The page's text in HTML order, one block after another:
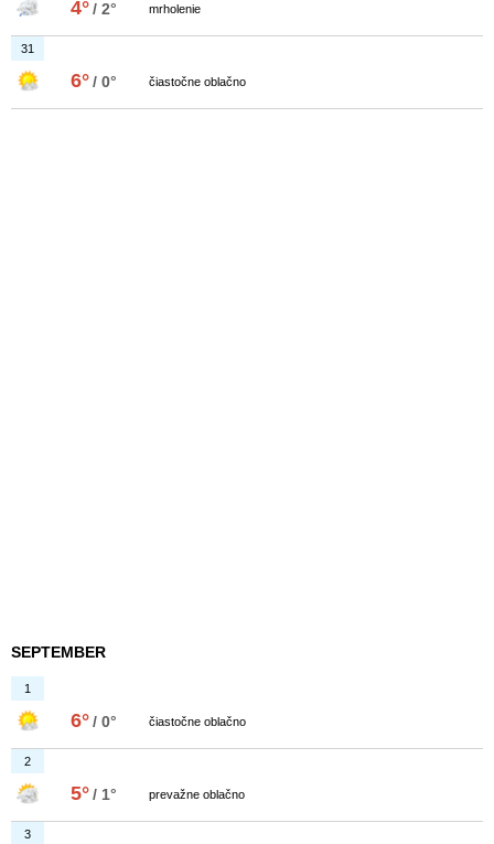
4°/ 2° mrholenie
31
6°/ 0° čiastočne oblačno
SEPTEMBER
1
6°/ 0° čiastočne oblačno
2
5°/ 1° prevažne oblačno
3